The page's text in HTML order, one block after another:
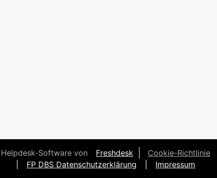
Helpdesk-Software von Freshdesk
Cookie-Richtlinie
FP DBS Datenschutzerklärung Impressum